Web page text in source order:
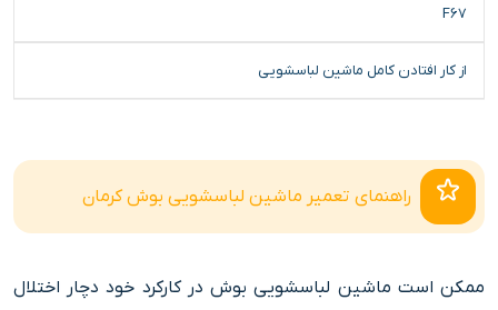
F67
از کار افتادن کامل ماشین لباسشویی
راهنمای تعمیر ماشین لباسشویی بوش کرمان
ممکن است ماشین لباسشویی بوش در کارکرد خود دچار اختلال